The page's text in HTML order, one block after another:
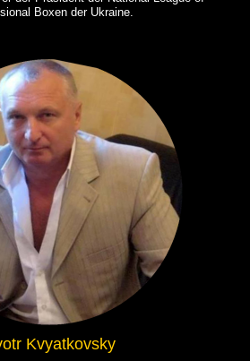
Boxen der Ukraine.
Kvyatkovsky